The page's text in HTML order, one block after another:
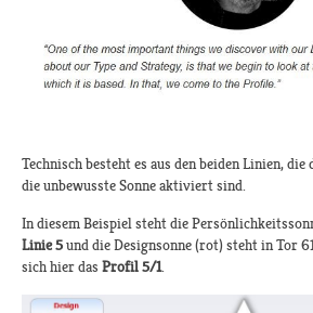
Technisch besteht es aus den beiden Linien,
die unbewusste Sonne aktiviert sind.
In diesem Beispiel steht die
Linie 5und die Designsonne (rot) steht in Tor
sich hier das Profil 5/1.